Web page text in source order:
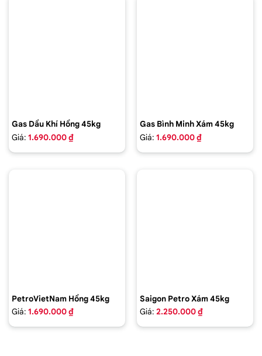
Gas Dầu Khí Hồng 45kg
Giá: 1.690.000 ₫
Gas Bình Minh Xám 45kg
Giá: 1.690.000 ₫
PetroVietNam Hồng 45kg
Giá: 1.690.000 ₫
Saigon Petro Xám 45kg
Giá: 2.250.000 ₫